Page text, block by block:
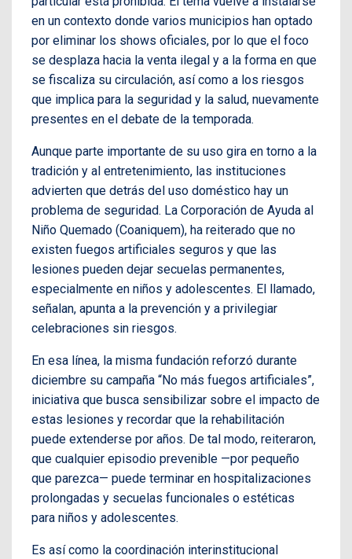
en un contexto donde varios municipios han optado
por eliminar los shows oficiales, por lo que el foco
se desplaza hacia la venta ilegal y a la forma en que
se fiscaliza su circulación, así como a los riesgos
que implica para la seguridad y la salud, nuevamente
presentes en el debate de la temporada.
Aunque parte importante de su uso gira en torno a la
tradición y al entretenimiento, las instituciones
advierten que detrás del uso doméstico hay un
problema de seguridad. La Corporación de Ayuda al
Niño Quemado (Coaniquem), ha reiterado que no
existen fuegos artificiales seguros y que las
lesiones pueden dejar secuelas permanentes,
especialmente en niños y adolescentes. El llamado,
señalan, apunta a la prevención y a privilegiar
celebraciones sin riesgos.
En esa línea, la misma fundación reforzó durante
diciembre su campaña “No más fuegos artificiales”,
iniciativa que busca sensibilizar sobre el impacto de
estas lesiones y recordar que la rehabilitación
puede extenderse por años. De tal modo, reiteraron,
que cualquier episodio prevenible —por pequeño
que parezca— puede terminar en hospitalizaciones
prolongadas y secuelas funcionales o estéticas
para niños y adolescentes.
Es así como la coordinación interinstitucional